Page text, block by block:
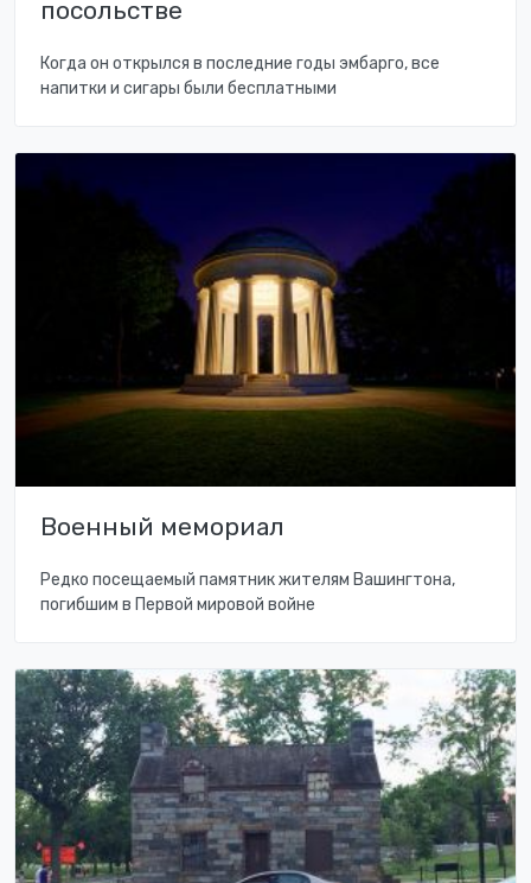
посольстве
Когда он открылся в последние годы эмбарго, все
напитки и сигары были бесплатными
Военный мемориал
Редко посещаемый памятник жителям Вашингтона,
погибшим в Первой мировой войне